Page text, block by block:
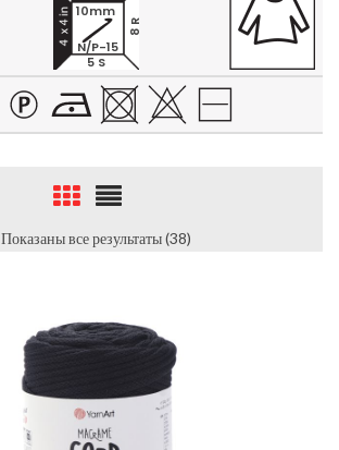
5 S
8 R
10mm
N/P-15
Показаны все результаты (38)